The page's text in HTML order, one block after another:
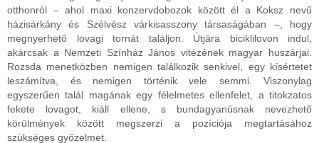
otthonról – ahol maxi konzervdobozok között él a Koksz nevű
házisárkány és Szélvész várkisasszony társaságában –, hogy
megnyerhető lovagi tornát találjon. Útjára biciklilovon indul,
akárcsak a Nemzeti Színház János vitézének magyar huszárjai.
Rozsda menetközben nemigen találkozik senkivel, egy kísértetet
leszámítva, és nemigen történik vele semmi. Viszonylag
egyszerűen talál magának egy félelmetes ellenfelet, a titokzatos
fekete lovagot, kiáll ellene, s bundagyanúsnak nevezhető
körülmények között megszerzi a pozíciója megtartásához
szükséges győzelmet.